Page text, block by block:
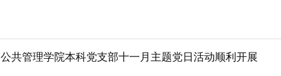
公共管理学院本科党支部十一月主题党日活动顺利开展